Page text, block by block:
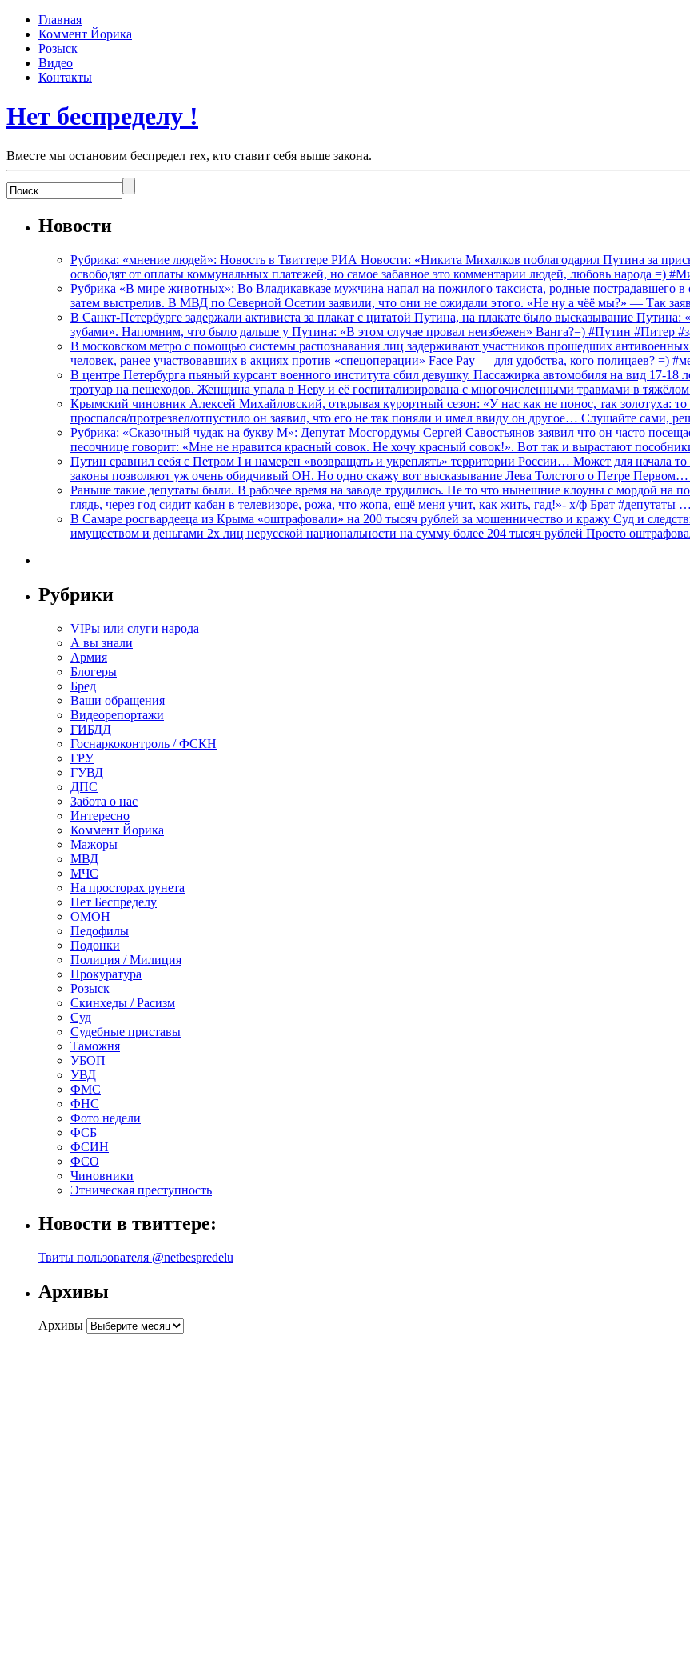
Главная
Коммент Йорика
Розыск
Видео
Контакты
Нет беспределу !
Вместе мы остановим беспредел тех, кто ставит себя выше закона.
Новости
Рубрика: «мнение людей»: Новость в Твиттере РИА Новости: «Никита Михалков поблагодарил Путина за
освободят от оплаты коммунальных платежей, но самое забавное это комментарии людей, любовь народа =)
Рубрика «В мире животных»: Во Владикавказе мужчина напал на пожилого таксиста, родные пострадавшего в
затем выстрелив. В МВД по Северной Осетии заявили, что они не ожидали этого. «Не ну а чёё мы?» — Так
В Санкт-Петербурге задержали активиста за плакат с цитатой Путина, на плакате было высказывание
зубами». Напомним, что было дальше у Путина: «В этом случае провал неизбежен» Ванга?=) #Путин #Питер
В московском метро с помощью системы распознавания лиц задерживают участников прошедших
человек, ранее участвовавших в акциях против «спецоперации» Face Pay — для удобства, кого полицаев? =)
В центре Петербурга пьяный курсант военного института сбил девушку. Пассажирка автомобиля на вид 17-
тротуар на пешеходов. Женщина упала в Неву и её госпитализирована с многочисленными травмами в
Крымский чиновник Алексей Михайловский, открывая курортный сезон: «У нас как не понос, так золотуха:
проспался/протрезвел/отпустило он заявил, что его не так поняли и имел ввиду он другое… Слушайте сами,
Рубрика: «Сказочный чудак на букву М»: Депутат Мосгордумы Сергей Савостьянов заявил что он часто
песочнице говорит: «Мне не нравится красный совок. Не хочу красный совок!». Вот так и вырастают
Путин сравнил себя с Петром I и намерен «возвращать и укреплять» территории России… Может для начала
законы позволяют уж очень обидчивый ОН. Но одно скажу вот высказывание Лева Толстого о Петре
Раньше такие депутаты были. В рабочее время на заводе трудились. Не то что нынешние клоуны с мордой на
глядь, через год сидит кабан в телевизоре, рожа, что жопа, ещё меня учит, как жить, гад!»- х/ф Брат #депутаты …
В Самаре росгвардееца из Крыма «оштрафовали» на 200 тысяч рублей за мошенничество и кражу Суд и
имуществом и деньгами 2х лиц нерусской национальности на сумму более 204 тысяч рублей Просто
Рубрики
VIPы или слуги народа
А вы знали
Армия
Блогеры
Бред
Ваши обращения
Видеорепортажи
ГИБДД
Госнаркоконтроль / ФСКН
ГРУ
ГУВД
ДПС
Забота о нас
Интересно
Коммент Йорика
Мажоры
МВД
МЧС
На просторах рунета
Нет Беспределу
ОМОН
Педофилы
Подонки
Полиция / Милиция
Прокуратура
Розыск
Скинхеды / Расизм
Суд
Судебные приставы
Таможня
УБОП
УВД
ФМС
ФНС
Фото недели
ФСБ
ФСИН
ФСО
Чиновники
Этническая преступность
Новости в твиттере:
Твиты пользователя @netbespredelu
Архивы
Архивы